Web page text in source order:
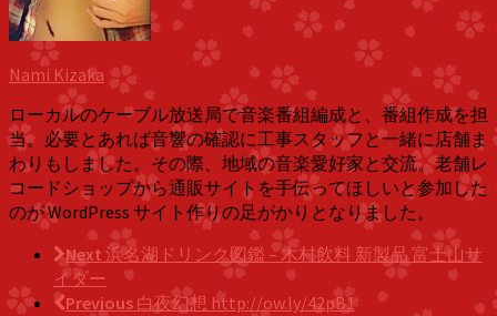
Nami Kizaka
ローカルのケーブル放送局で音楽番組編成と、番組作成を担
当。必要とあれば音響の確認に工事スタッフと一緒に店舗ま
わりもしました。その際、地域の音楽愛好家と交流。老舗レ
コードショップから通販サイトを手伝ってほしいと参加した
のが WordPress サイト作りの足がかりとなりました。
Next 浜名湖ドリンク図鑑 – 木村飲料 新製品 富士山サ
イダー
Previous 白夜幻想 http://ow.ly/42pB1